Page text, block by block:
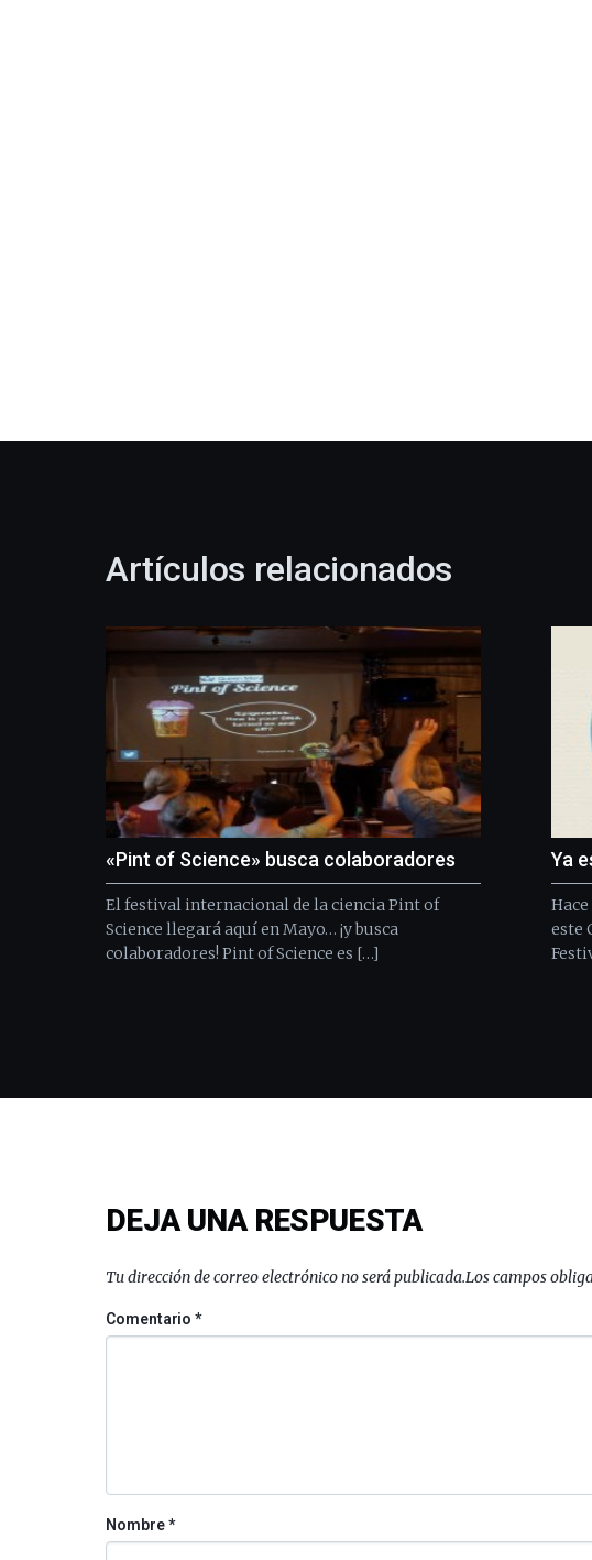
Artículos relacionados
«Pint of Science» busca colaboradores
El festival internacional de la ciencia Pint of
Science llegará aquí en Mayo… ¡y busca
colaboradores! Pint of Science es […]
Ya
este
DEJA UNA RESPUESTA
Tu dirección de correo electrónico no será publicada.Los campos
Comentario*
Nombre*